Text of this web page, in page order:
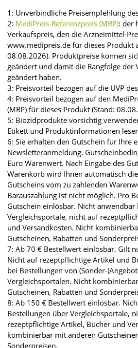
1: Unverbindliche Preisempfehlung
2: MediPreis-Referenzpreis (MRP): der
Verkaufspreis, den die Arzneimittel-
www.medipreis.de für dieses Produkt
08.08.2026). Produktpreise können
geändert und damit die Rangfolge der
geändert haben.
3: Preisvorteil bezogen auf die UVP
4: Preisvorteil bezogen auf den
(MRP) für dieses Produkt (Stand:
5: Biozidprodukte vorsichtig
Etikett und Produktinformationen
6: Sie erhalten den Gutschein für Ihre
Newsletteranmeldung.
Euro Warenwert. Nach Eingabe des
Warenkorb wird Ihnen automatisch
Gutscheins vom zu zahlenden
Barauszahlung ist nicht möglich. Pro
Gutschein einlösbar. Nicht
Vergleichsportale, nicht auf
und Versandkosten. Nicht
Gutscheinen, Rabatten und
7: Ab 70 € Bestellwert einlösbar. Gilt
Nicht auf rezeptpflichtige Artikel und
bei Bestellungen von (Sonder-
Vergleichsportalen. Nicht
Gutscheinen, Rabatten und
8: Ab 150 € Bestellwert einlösbar.
Bestellungen über Vergleichsportale,
rezeptpflichtige Artikel, Bücher und
kombinierbar mit anderen
Sonderpreisen.